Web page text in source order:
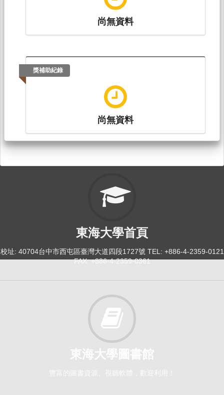
尚無資料
獎補助紀錄
尚無資料
東海大學首頁
校址: 40704台中市西屯區臺灣大道四段1727號 TEL: +886-4-2359-0121
FAX: +886-4-2359-0361
東海大學圖書館
豐富的圖書資源、視聽軟體，歡迎利用！